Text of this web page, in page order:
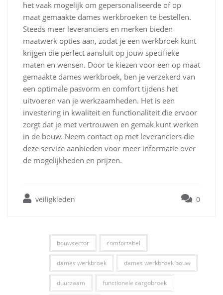
het vaak mogelijk om gepersonaliseerde of op
maat gemaakte dames werkbroeken te bestellen.
Steeds meer leveranciers en merken bieden
maatwerk opties aan, zodat je een werkbroek kunt
krijgen die perfect aansluit op jouw specifieke
maten en wensen. Door te kiezen voor een op maat
gemaakte dames werkbroek, ben je verzekerd van
een optimale pasvorm en comfort tijdens het
uitvoeren van je werkzaamheden. Het is een
investering in kwaliteit en functionaliteit die ervoor
zorgt dat je met vertrouwen en gemak kunt werken
in de bouw. Neem contact op met leveranciers die
deze service aanbieden voor meer informatie over
de mogelijkheden en prijzen.
veiligkleden 0
bouwsector comfortabel
dames werkbroek dames werkbroek bouw
duurzaam functionele cargobroek